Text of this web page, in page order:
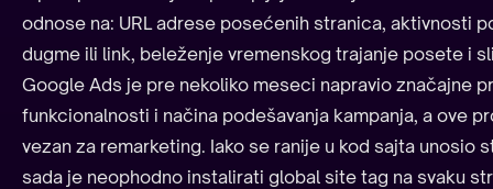
odnose na: URL adrese posećenih stranica, aktivnosti
dugme ili link, beleženje vremenskog trajanje posete i
Google Ads je pre nekoliko meseci napravio značajne
funkcionalnosti i načina podešavanja kampanja, a ove
vezan za remarketing. Iako se ranije u kod sajta unosio
sada je neophodno instalirati global site tag na svaku